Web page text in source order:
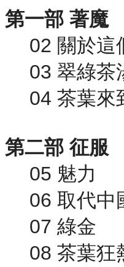
第一部 著魔
02 關於這
03 翠綠茶
04 茶葉來
第二部 征服
05 魅力
06 取代中
07 綠金
08 茶葉狂